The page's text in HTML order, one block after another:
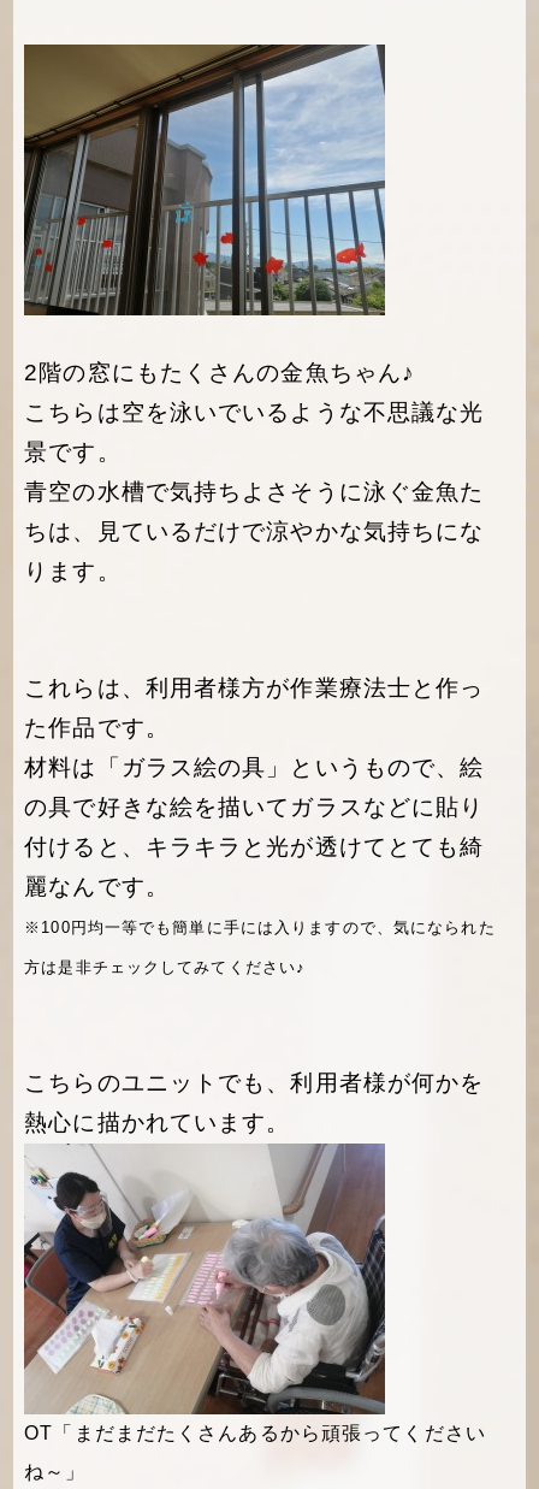
2階の窓にもたくさんの金魚ちゃん♪
こちらは空を泳いでいるような不思議な光
景です。
青空の水槽で気持ちよさそうに泳ぐ金魚た
ちは、見ているだけで涼やかな気持ちにな
ります。
これらは、利用者様方が作業療法士と作っ
た作品です。
材料は「ガラス絵の具」というもので、絵
の具で好きな絵を描いてガラスなどに貼り
付けると、キラキラと光が透けてとても綺
麗なんです。
※100円均一等でも簡単に手には入りますので、気になられた
方は是非チェックしてみてください♪
こちらのユニットでも、利用者様が何かを
熱心に描かれています。
OT「まだまだたくさんあるから頑張ってください
ね～」